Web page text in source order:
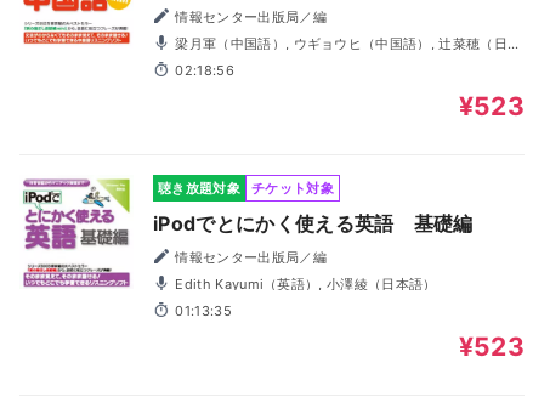
情報センター出版局／編
梁月軍（中国語）, ウギョウヒ（中国語）, 辻菜穂（日本
語）
02:18:56
¥523
聴き放題対象 チケット対象
iPodでとにかく使える英語 基礎編
情報センター出版局／編
Edith Kayumi（英語）, 小澤綾（日本語）
01:13:35
¥523